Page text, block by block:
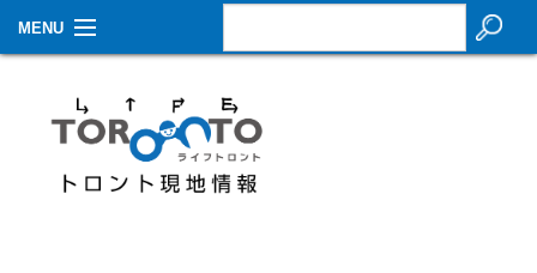
MENU
生活情報
その他